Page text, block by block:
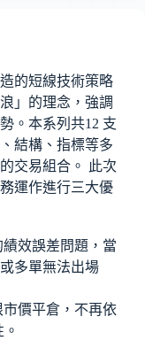
的短線技術策略
」的理念，強調
。本系列共12 支
結構、指標等多
交易組合。 此次
運作進行三大優
效誤差問題，當
多單無法出場
價平倉，不再依